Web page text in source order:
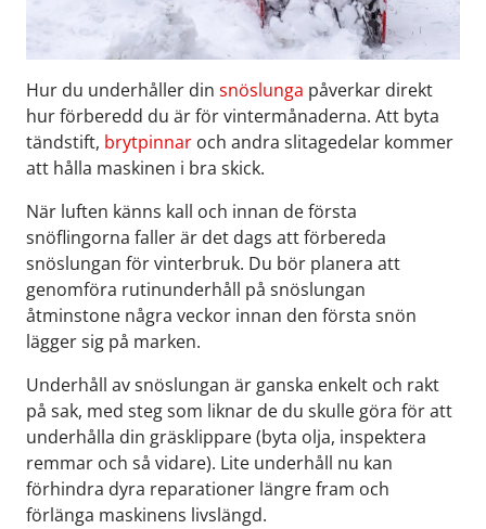
Hur du underhåller din snöslunga påverkar direkt
hur förberedd du är för vintermånaderna. Att byta
tändstift, brytpinnar och andra slitagedelar kommer
att hålla maskinen i bra skick.
När luften känns kall och innan de första
snöflingorna faller är det dags att förbereda
snöslungan för vinterbruk. Du bör planera att
genomföra rutinunderhåll på snöslungan
åtminstone några veckor innan den första snön
lägger sig på marken.
Underhåll av snöslungan är ganska enkelt och rakt
på sak, med steg som liknar de du skulle göra för att
underhålla din gräsklippare (byta olja, inspektera
remmar och så vidare). Lite underhåll nu kan
förhindra dyra reparationer längre fram och
förlänga maskinens livslängd.